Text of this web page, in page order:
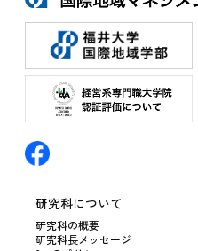
研究科について
研究科の概要
研究科長メッセージ